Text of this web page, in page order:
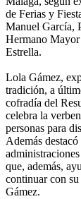
de Ferias y
Manuel García,
Hermano
Estrella.
Lola Gámez,
tradición, a
cofradía del
celebra la
personas para
Además
que, además,
continuar con
Gámez.